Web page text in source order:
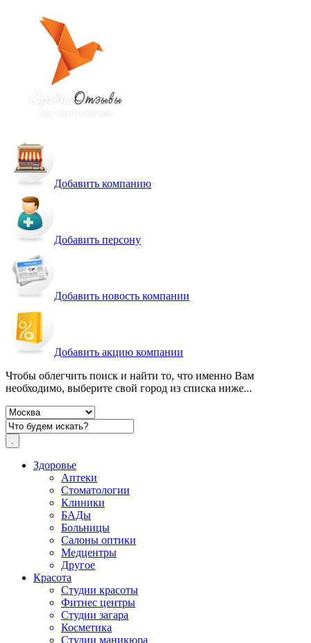
Добавить компанию
Добавить персону
Добавить новость компании
Добавить акцию компании
Чтобы облегчить поиск и найти то, что именно Вам
необходимо, выберите свой город из списка ниже...
Здоровье
Аптеки
Стоматологии
Клиники
БАДы
Больницы
Салоны оптики
Медцентры
Другое
Красота
Студии красоты
Фитнес центры
Студии загара
Косметика
Студии маникюра